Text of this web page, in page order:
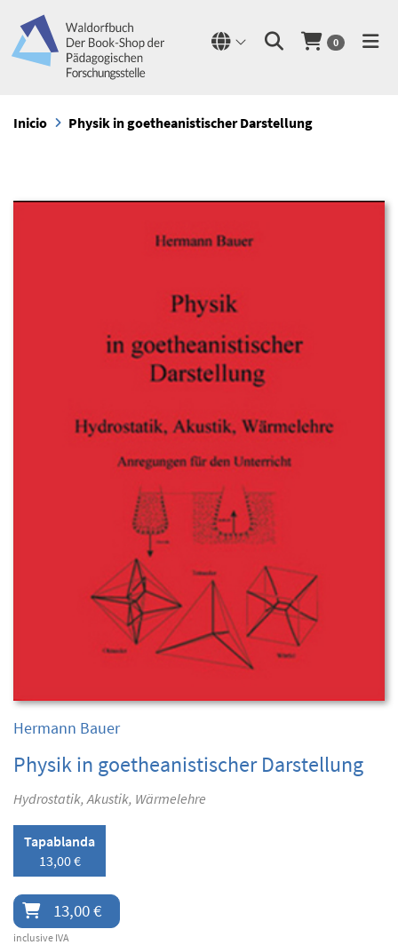
0
Inicio Physik in goetheanistischer Darstellung
Hermann Bauer
Physik in goetheanistischer Darstellung
Hydrostatik, Akustik, Wärmelehre
Tapablanda
13,00 €
13,00 €
inclusive IVA